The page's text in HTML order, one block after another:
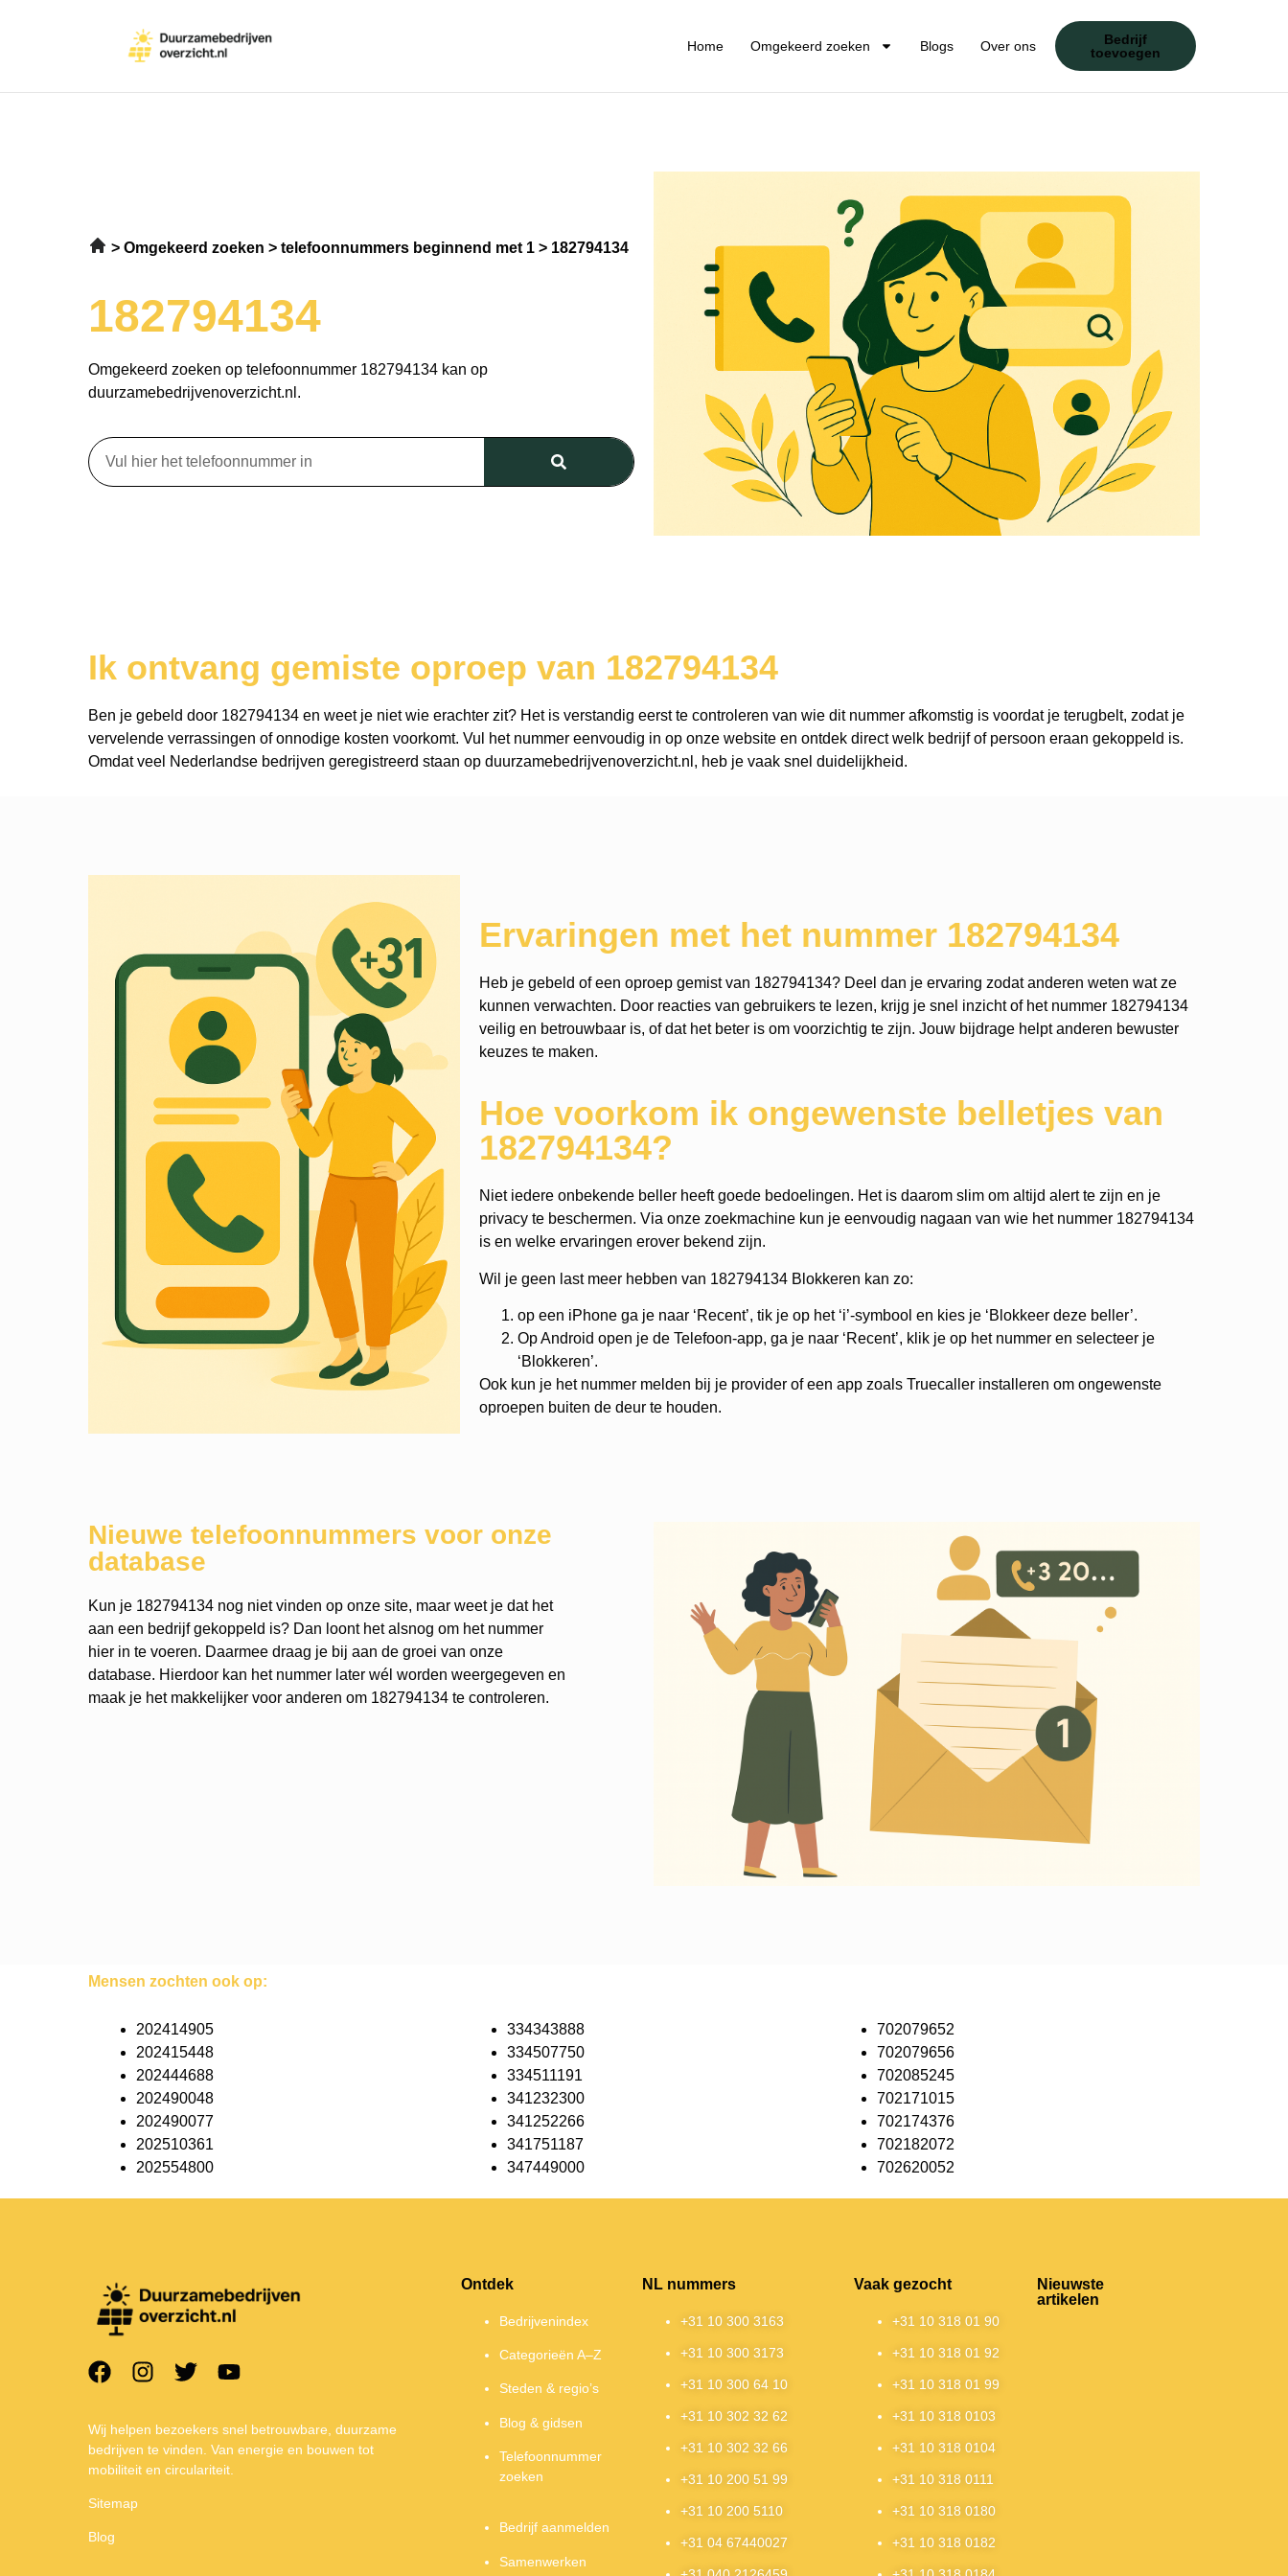
Home Omgekeerd zoeken Blogs Over ons
Bedrijf
toevoegen
Omgekeerd zoeken telefoonnummers beginnend met 1 182794134
182794134
Omgekeerd zoeken op telefoonnummer 182794134 kan op
duurzamebedrijvenoverzicht.nl.
Ik ontvang gemiste oproep van 182794134
Ben je gebeld door 182794134 en weet je niet wie erachter zit? Het is verstandig eerst te controleren van wie dit nummer afkomstig is voordat je terugbelt, zodat je
vervelende verrassingen of onnodige kosten voorkomt. Vul het nummer eenvoudig in op onze website en ontdek direct welk bedrijf of persoon eraan gekoppeld is.
Omdat veel Nederlandse bedrijven geregistreerd staan op duurzamebedrijvenoverzicht.nl, heb je vaak snel duidelijkheid.
Ervaringen met het nummer 182794134
Heb je gebeld of een oproep gemist van 182794134? Deel dan je ervaring zodat anderen weten wat ze
kunnen verwachten. Door reacties van gebruikers te lezen, krijg je snel inzicht of het nummer 182794134
veilig en betrouwbaar is, of dat het beter is om voorzichtig te zijn. Jouw bijdrage helpt anderen bewuster
keuzes te maken.
Hoe voorkom ik ongewenste belletjes van
182794134?
Niet iedere onbekende beller heeft goede bedoelingen. Het is daarom slim om altijd alert te zijn en je
privacy te beschermen. Via onze zoekmachine kun je eenvoudig nagaan van wie het nummer 182794134
is en welke ervaringen erover bekend zijn.
Wil je geen last meer hebben van 182794134 Blokkeren kan zo:
op een iPhone ga je naar ‘Recent’, tik je op het ‘i’-symbool en kies je ‘Blokkeer deze beller’.
Op Android open je de Telefoon-app, ga je naar ‘Recent’, klik je op het nummer en selecteer je
‘Blokkeren’.
Ook kun je het nummer melden bij je provider of een app zoals Truecaller installeren om ongewenste
oproepen buiten de deur te houden.
Nieuwe telefoonnummers voor onze
database
Kun je 182794134 nog niet vinden op onze site, maar weet je dat het
aan een bedrijf gekoppeld is? Dan loont het alsnog om het nummer
hier in te voeren. Daarmee draag je bij aan de groei van onze
database. Hierdoor kan het nummer later wél worden weergegeven en
maak je het makkelijker voor anderen om 182794134 te controleren.
Mensen zochten ook op:
202414905
202415448
202444688
202490048
202490077
202510361
202554800
334343888
334507750
334511191
341232300
341252266
341751187
347449000
702079652
702079656
702085245
702171015
702174376
702182072
702620052
Wij helpen bezoekers snel betrouwbare, duurzame
bedrijven te vinden. Van energie en bouwen tot
mobiliteit en circulariteit.
Sitemap
Blog
Ontdek
Bedrijvenindex
Categorieën A–Z
Steden & regio’s
Blog & gidsen
Telefoonnummer
zoeken
Bedrijf aanmelden
Samenwerken
NL nummers
+31 10 300 3163
+31 10 300 3173
+31 10 300 64 10
+31 10 302 32 62
+31 10 302 32 66
+31 10 200 51 99
+31 10 200 5110
+31 04 67440027
Vaak gezocht
+31 10 318 01 90
+31 10 318 01 92
+31 10 318 01 99
+31 10 318 0103
+31 10 318 0104
+31 10 318 0111
+31 10 318 0180
+31 10 318 0182
Nieuwste
artikelen